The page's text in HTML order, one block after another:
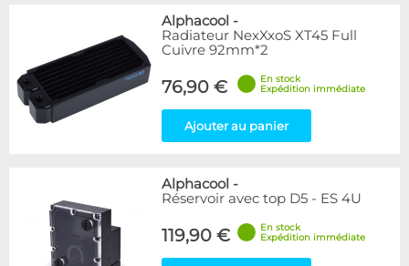
Alphacool -
Radiateur NexXxoS XT45 Full
Cuivre 92mm*2
76,90 €
En stock
Expédition immédiate
Ajouter au panier
Alphacool -
Réservoir avec top D5 - ES 4U
119,90 €
En stock
Expédition immédiate